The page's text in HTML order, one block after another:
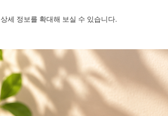
상세 정보를 확대해 보실 수 있습니다.